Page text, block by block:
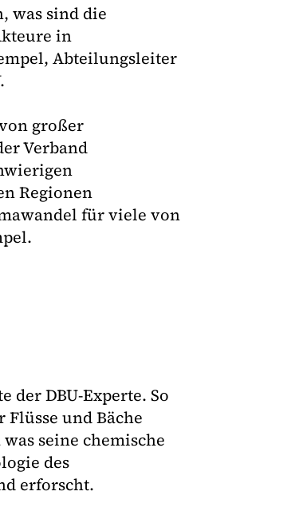
was sind die
in
Abteilungsleiter
großer
Verband
Regionen
für viele von
der DBU-Experte. So
Flüsse und Bäche
seine chemische
des
erforscht.